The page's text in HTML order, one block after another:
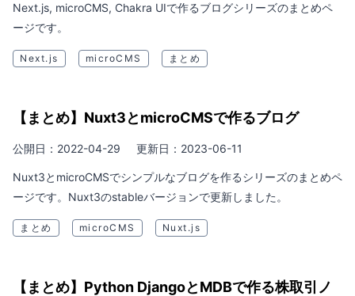
Next.js, microCMS, Chakra UIで作るブログシリーズのまとめペ
ージです。
Next.js microCMS まとめ
【まとめ】Nuxt3とmicroCMSで作るブログ
公開日：2022-04-29 更新日：2023-06-11
Nuxt3とmicroCMSでシンプルなブログを作るシリーズのまとめペ
ージです。Nuxt3のstableバージョンで更新しました。
まとめ microCMS Nuxt.js
【まとめ】Python DjangoとMDBで作る株取引ノ